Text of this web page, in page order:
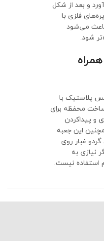
و بعد از شکل
فلزی با
می‌شود
شود.
پلاستیک با
محفظه برای
و پیداکردن
این جعبه
غبار روی
نیازی به
استفاده نیست.